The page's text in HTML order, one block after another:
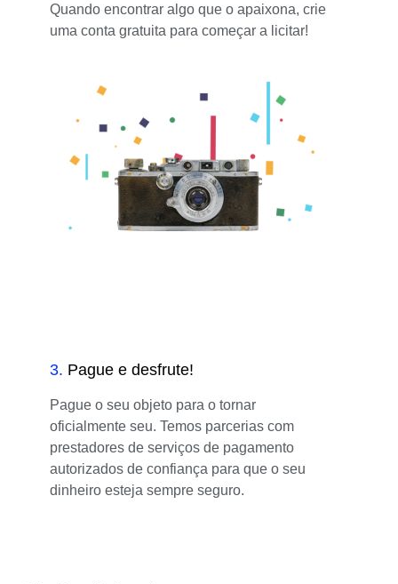
Quando encontrar algo que o apaixona, crie
uma conta gratuita para começar a licitar!
3. Pague e desfrute!
Pague o seu objeto para o tornar
oficialmente seu. Temos parcerias com
prestadores de serviços de pagamento
autorizados de confiança para que o seu
dinheiro esteja sempre seguro.